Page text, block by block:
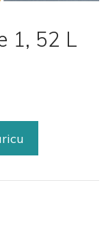
1, 52 L